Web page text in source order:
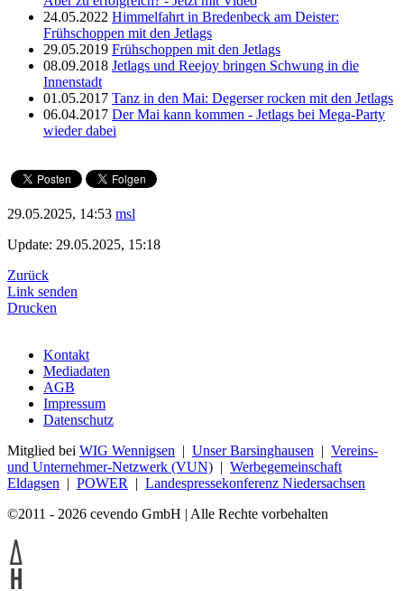
24.05.2022 Himmelfahrt in Bredenbeck am Deister:
Frühschoppen mit den Jetlags
29.05.2019 Frühschoppen mit den Jetlags
08.09.2018 Jetlags und Reejoy bringen Schwung in die
Innenstadt
01.05.2017 Tanz in den Mai: Degerser rocken mit den Jetlags
06.04.2017 Der Mai kann kommen - Jetlags bei Mega-Party
wieder dabei
29.05.2025, 14:53 msl
Update: 29.05.2025, 15:18
Zurück
Link senden
Drucken
Kontakt
Mediadaten
AGB
Impressum
Datenschutz
Mitglied bei WIG Wennigsen | Unser Barsinghausen | Vereins-
und Unternehmer-Netzwerk (VUN) | Werbegemeinschaft
Eldagsen | POWER | Landespressekonferenz Niedersachsen
©2011 - 2026 cevendo GmbH | Alle Rechte vorbehalten